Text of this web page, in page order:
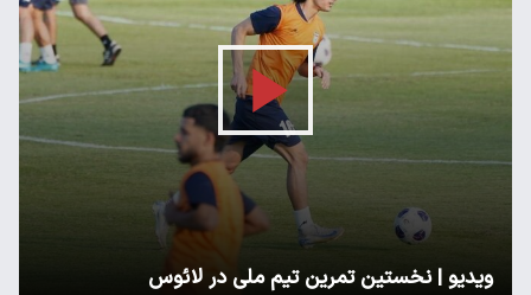
ویدیو | نخستین تمرین تیم ملی در لائوس